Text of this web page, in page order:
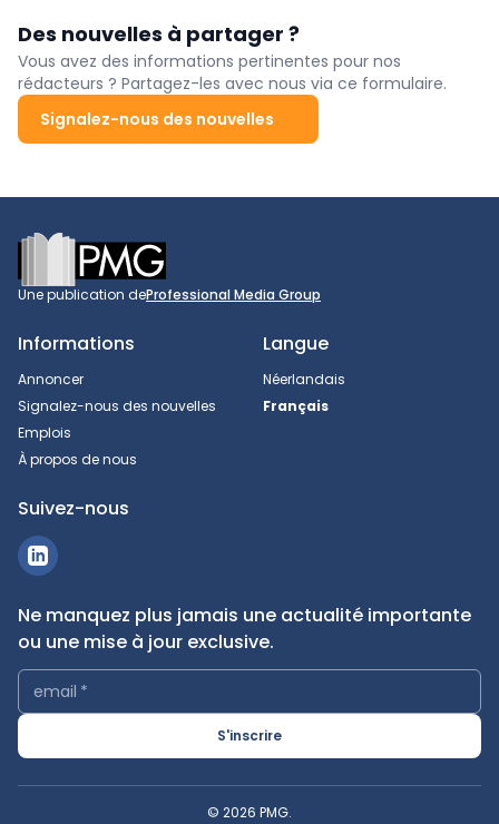
Des nouvelles à partager ?
Vous avez des informations pertinentes pour nos
rédacteurs ? Partagez-les avec nous via ce formulaire.
Signalez-nous des nouvelles
Footer
Une publication deProfessional Media Group
Informations
Annoncer
Signalez-nous des nouvelles
Emplois
À propos de nous
Langue
Néerlandais
Français
Suivez-nous
Ne manquez plus jamais une actualité importante
ou une mise à jour exclusive.
email *
S'inscrire
© 2026 PMG.